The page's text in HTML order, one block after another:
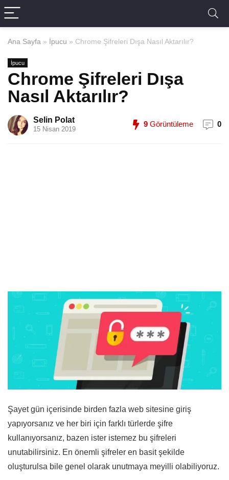
Ana Sayfa » İpucu » Chrome Şifreleri Dışa Nasıl Aktarılır?
İpucu
Chrome Şifreleri Dışa
Nasıl Aktarılır?
Selin Polat
15 Nisan 2019
9 Görüntüleme 0
Şayet gün içerisinde birden fazla web sitesine giriş
yapıyorsanız ve her biri için farklı türlerde şifre
kullanıyorsanız, bazen ister istemez bu şifreleri
unutabilirsiniz. En önemli şifreler en basit şekilde
oluşturulsa bile genel olarak unutmaya meyilli olabiliyoruz.